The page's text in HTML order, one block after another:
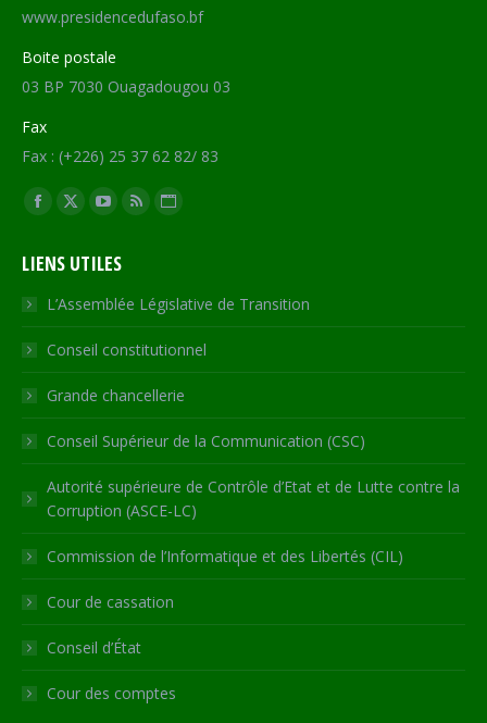
www.presidencedufaso.bf
Boite postale
03 BP 7030 Ouagadougou 03
Fax
Fax : (+226) 25 37 62 82/ 83
Trouvez nous sur :
Facebook
opens
in
new
window
X
opens
in
new
window
YouTube
opens
in
new
window
RSS
in
new
window
Site
opens
in
new
LIENS UTILES
L’Assemblée Législative de Transition
Conseil constitutionnel
Grande chancellerie
Conseil Supérieur de la Communication (CSC)
Autorité supérieure de Contrôle d’Etat et de Lutte contre la
Corruption (ASCE-LC)
Commission de l’Informatique et des Libertés (CIL)
Cour de cassation
Conseil d’État
Cour des comptes